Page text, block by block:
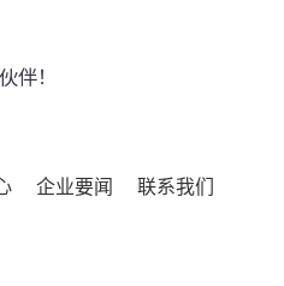
伴！
企业要闻 联系我们